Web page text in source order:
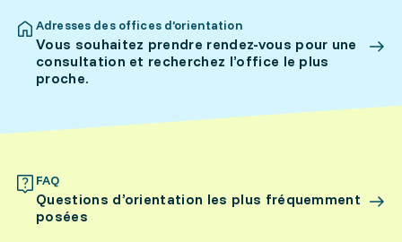
Adresses des offices d’orientation
Vous souhaitez prendre rendez-vous pour une
consultation et recherchez l’office le plus
proche.
FAQ
Questions d’orientation les plus fréquemment
posées